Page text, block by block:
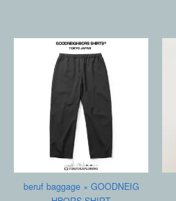
beruf baggage × GOODNEIG